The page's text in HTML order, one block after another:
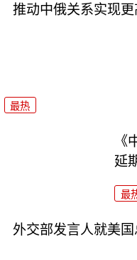
推动中俄关系实现
最热
《
延
最
外交部发言人就美